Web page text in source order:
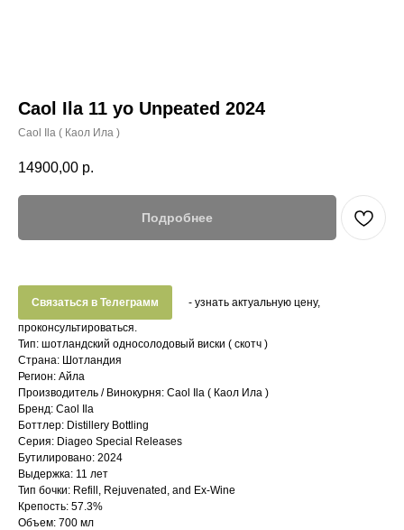
Caol Ila 11 yo Unpeated 2024
Caol Ila ( Каол Ила )
14900,00 р.
Подробнее
Связаться в Телеграмм
- узнать актуальную цену,
проконсультироваться.
Тип: шотландский односолодовый виски ( скотч )
Страна: Шотландия
Регион: Айла
Производитель / Винокурня: Caol Ila ( Каол Ила )
Бренд: Caol Ila
Боттлер: Distillery Bottling
Серия: Diageo Special Releases
Бутилировано: 2024
Выдержка: 11 лет
Тип бочки: Refill, Rejuvenated, and Ex-Wine
Крепость: 57.3%
Объем: 700 мл